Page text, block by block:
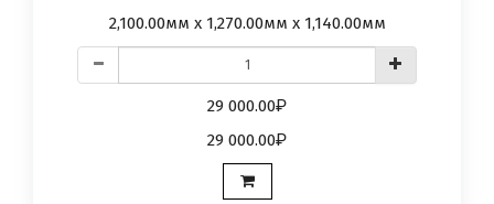
2,100.00мм x 1,270.00мм x 1,140.00мм
29 000.00
29 000.00